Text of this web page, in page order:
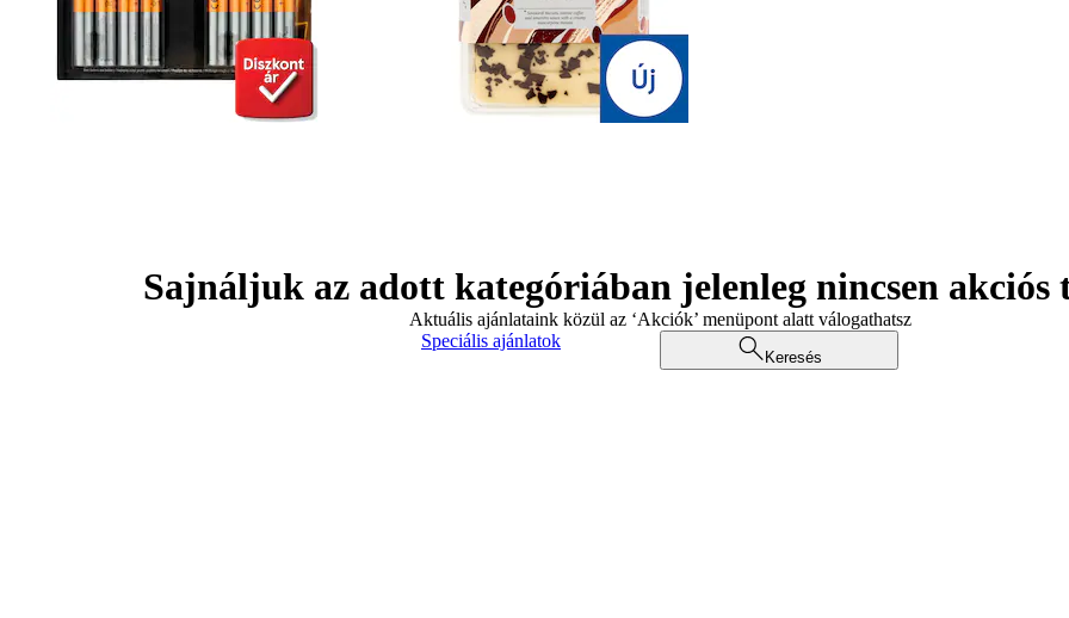
Sajnáljuk az adott kategóriában jelenleg nincsen akciós
Aktuális ajánlataink közül az ‘Akciók’ menüpont alatt válogathatsz
Speciális ajánlatok
Keresés